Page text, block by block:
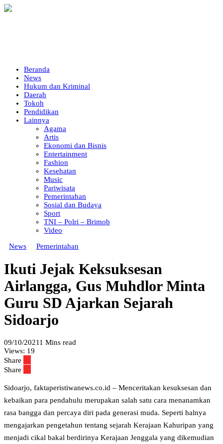
Beranda
News
Hukum dan Kriminal
Daerah
Tokoh
Pendidikan
Lainnya
Agama
Artis
Ekonomi dan Bisnis
Entertainment
Fashion
Kesehatan
Music
Pariwisata
Pemerintahan
Sosial dan Budaya
Sport
TNI – Polri – Brimob
Video
News
Pemerintahan
Ikuti Jejak Keksuksesan
Airlangga, Gus Muhdlor Minta
Guru SD Ajarkan Sejarah
Sidoarjo
09/10/20211 Mins read
Views: 19
Share
Share
Sidoarjo, faktaperistiwanews.co.id – Menceritakan kesuksesan dan
kebaikan para pendahulu merupakan salah satu cara menanamkan
rasa bangga dan percaya diri pada generasi muda. Seperti halnya
mengajarkan pengetahun tentang sejarah Kerajaan Kahuripan yang
menjadi cikal bakal berdirinya Kerajaan Jenggala yang dikemudian